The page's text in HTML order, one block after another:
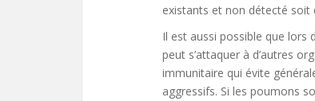
existants et non détecté soit
Il est aussi possible que lors
peut s’attaquer à d’autres
immunitaire qui évite
aggressifs. Si les poumons